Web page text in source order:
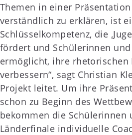
Themen in einer
verständlich zu erklären, ist
Schlüsselkompetenz, die
fördert und Schülerinnen
ermöglicht, ihre rhetorischen
verbessern“, sagt Christian
Projekt leitet. Um ihre
schon zu Beginn des
bekommen die Schülerinnen
Länderfinale individuelle